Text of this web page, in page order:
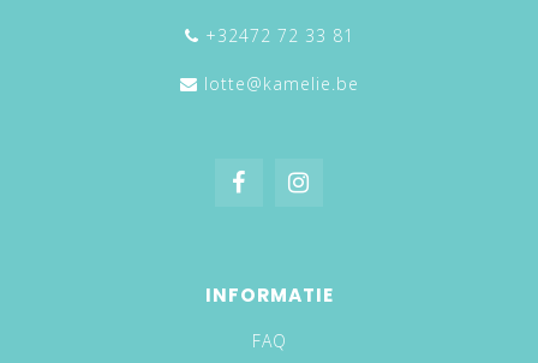
+32472 72 33 81
lotte@kamelie.be
INFORMATIE
FAQ